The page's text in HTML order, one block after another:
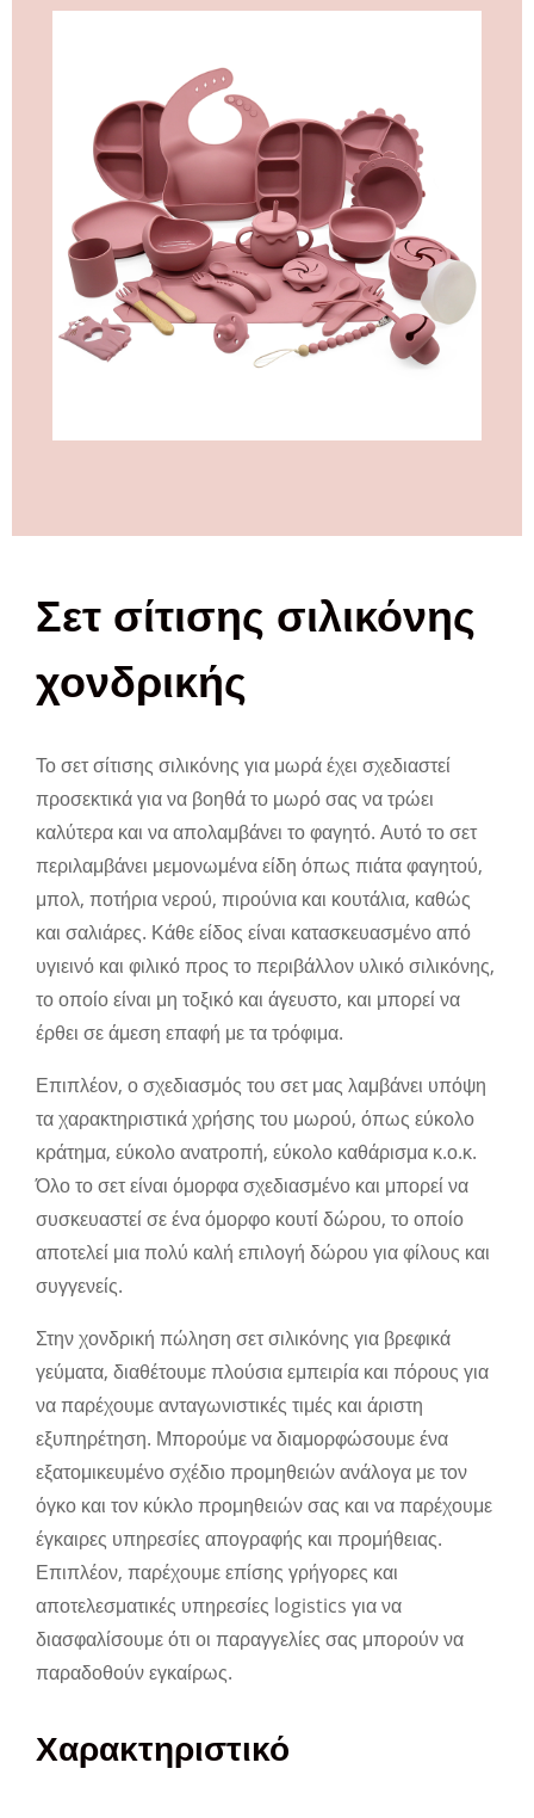
Σετ σίτισης σιλικόνης
χονδρικής
Το σετ σίτισης σιλικόνης για μωρά έχει σχεδιαστεί
προσεκτικά για να βοηθά το μωρό σας να τρώει
καλύτερα και να απολαμβάνει το φαγητό. Αυτό το σετ
περιλαμβάνει μεμονωμένα είδη όπως πιάτα φαγητού,
μπολ, ποτήρια νερού, πιρούνια και κουτάλια, καθώς
και σαλιάρες. Κάθε είδος είναι κατασκευασμένο από
υγιεινό και φιλικό προς το περιβάλλον υλικό σιλικόνης,
το οποίο είναι μη τοξικό και άγευστο, και μπορεί να
έρθει σε άμεση επαφή με τα τρόφιμα.
Επιπλέον, ο σχεδιασμός του σετ μας λαμβάνει υπόψη
τα χαρακτηριστικά χρήσης του μωρού, όπως εύκολο
κράτημα, εύκολο ανατροπή, εύκολο καθάρισμα κ.ο.κ.
Όλο το σετ είναι όμορφα σχεδιασμένο και μπορεί να
συσκευαστεί σε ένα όμορφο κουτί δώρου, το οποίο
αποτελεί μια πολύ καλή επιλογή δώρου για φίλους και
συγγενείς.
Στην χονδρική πώληση σετ σιλικόνης για βρεφικά
γεύματα, διαθέτουμε πλούσια εμπειρία και πόρους για
να παρέχουμε ανταγωνιστικές τιμές και άριστη
εξυπηρέτηση. Μπορούμε να διαμορφώσουμε ένα
εξατομικευμένο σχέδιο προμηθειών ανάλογα με τον
όγκο και τον κύκλο προμηθειών σας και να παρέχουμε
έγκαιρες υπηρεσίες απογραφής και προμήθειας.
Επιπλέον, παρέχουμε επίσης γρήγορες και
αποτελεσματικές υπηρεσίες logistics για να
διασφαλίσουμε ότι οι παραγγελίες σας μπορούν να
παραδοθούν εγκαίρως.
Χαρακτηριστικό